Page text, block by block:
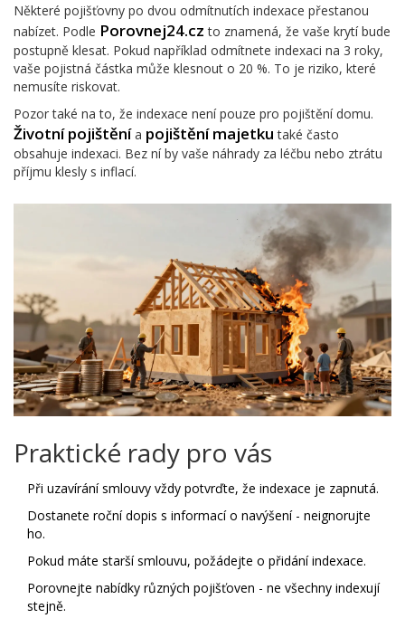
Některé pojišťovny po dvou odmítnutích indexace přestanou
nabízet. Podle Porovnej24.cz to znamená, že vaše krytí bude
postupně klesat. Pokud například odmítnete indexaci na 3 roky,
vaše pojistná částka může klesnout o 20 %. To je riziko, které
nemusíte riskovat.
Pozor také na to, že indexace není pouze pro pojištění domu.
Životní pojištěnía pojištění majetku také často
obsahuje indexaci. Bez ní by vaše náhrady za léčbu nebo ztrátu
příjmu klesly s inflací.
Praktické rady pro vás
Při uzavírání smlouvy vždy potvrďte, že indexace je zapnutá.
Dostanete roční dopis s informací o navýšení - neignorujte
ho.
Pokud máte starší smlouvu, požádejte o přidání indexace.
Porovnejte nabídky různých pojišťoven - ne všechny indexují
stejně.